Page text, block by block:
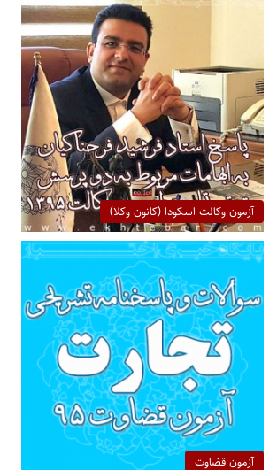
آزمون وکالت اسکودا (کانون وکلا)
آزمون قضاوت